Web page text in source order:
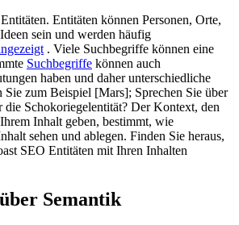
Entitäten können Personen, Orte,
sein und werden häufig
. Viele Suchbegriffe können eine
Suchbegriffe können auch
haben und daher unterschiedliche
Sie zum Beispiel [Mars]; Sprechen Sie über
die Schokoriegelentität? Der Kontext, den
Inhalt geben, bestimmt, wie
sehen und ablegen. Finden Sie heraus,
SEO Entitäten mit Ihren Inhalten
Semantik